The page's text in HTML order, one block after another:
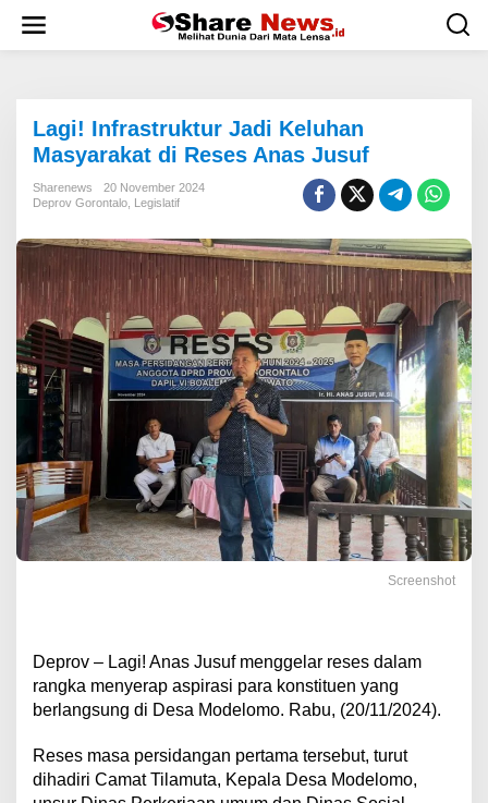
w
Lagi! Infrastruktur Jadi Keluhan
Masyarakat di Reses Anas Jusuf
Sharenews
20 November 2024
Deprov Gorontalo Legislatif
Screenshot
Deprov – Lagi! Anas Jusuf menggelar reses dalam
rangka menyerap aspirasi para konstituen yang
berlangsung di Desa Modelomo. Rabu, (20/11/2024).
Reses masa persidangan pertama tersebut, turut
dihadiri Camat Tilamuta, Kepala Desa Modelomo,